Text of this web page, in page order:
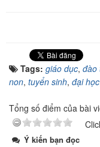
Tags: giáo dục, đào
non, tuyển sinh, đại học
Tổng số điểm của bài
Ý kiến bạn đọc